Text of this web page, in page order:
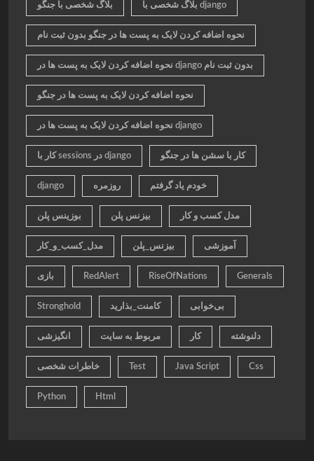
بلاگ شخصی با جنگو بلاگ شخصی با django
نحوه اضافه کردن لایک به پست ها در جنگو بدون ثبت نام
نحوه اضافه کردن لایک به پست ها در django بدون ثبت نام
نحوه اضافه کردن لایک به پست ها در جنگو
نحوه اضافه کردن لایک به پست ها در django
کار با sessions در django کار با سشن ها در جنگو
django روزمره خودم یاد گرفتم
بوزینس پلن بیزنس پلن مدل کسب و کار
مدل_کسب_و_کار بیزنس_پلن آموزشی
بازی RedAlert RiseOfNations Generals
Stronghold کامنت_بذارید بی‌خوابی
انگیزشی مربوط به سایت کار دلنوشته
خاطرات شخصی Test Java Script Css
Python Html